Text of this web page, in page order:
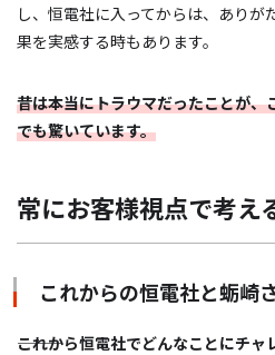
し、恒電社に入ってからは、あり
果を実感する時もあります。
昔は本当にトラウマだったことが、
でも驚いています。
常にお客様視点で考え
これからの恒電社と蛎崎
―――これから恒電社でどんなことにチ